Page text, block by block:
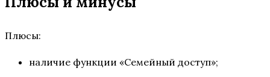
Плюсы:
наличие функции «Семейный доступ»;